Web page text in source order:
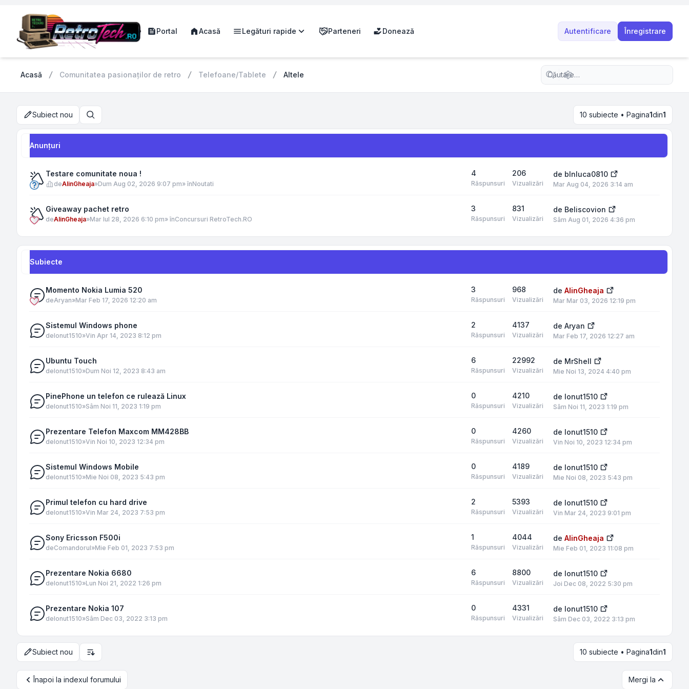
Portal Acasă Legături rapide Parteneri Donează Autentificare Înregistrare
Acasă Comunitatea pasionaților de retro Telefoane/Tablete Altele Căutare avansată
Subiect nou Căutare 10 subiecte • Pagina1din1
Anunţuri
Testare comunitate noua !
deAlinGheaja»Dum Aug 02, 2026 9:07 pm» înNoutati
4
Răspunsuri
206
Vizualizări
de blnluca0810
Mar Aug 04, 2026 3:14 am
Giveaway pachet retro
deAlinGheaja»Mar Iul 28, 2026 6:10 pm» înConcursuri RetroTech.RO
3
Răspunsuri
831
Vizualizări
de Beliscovion
Sâm Aug 01, 2026 4:36 pm
Subiecte
Momento Nokia Lumia 520
deAryan»Mar Feb 17, 2026 12:20 am
3
Răspunsuri
968
Vizualizări
de AlinGheaja
Mar Mar 03, 2026 12:19 pm
Sistemul Windows phone
deIonut1510»Vin Apr 14, 2023 8:12 pm
2
Răspunsuri
4137
Vizualizări
de Aryan
Mar Feb 17, 2026 12:27 am
Ubuntu Touch
deIonut1510»Dum Noi 12, 2023 8:43 am
6
Răspunsuri
22992
Vizualizări
de MrShell
Mie Noi 13, 2024 4:40 pm
PinePhone un telefon ce rulează Linux
deIonut1510»Sâm Noi 11, 2023 1:19 pm
0
Răspunsuri
4210
Vizualizări
de Ionut1510
Sâm Noi 11, 2023 1:19 pm
Prezentare Telefon Maxcom MM428BB
deIonut1510»Vin Noi 10, 2023 12:34 pm
0
Răspunsuri
4260
Vizualizări
de Ionut1510
Vin Noi 10, 2023 12:34 pm
Sistemul Windows Mobile
deIonut1510»Mie Noi 08, 2023 5:43 pm
0
Răspunsuri
4189
Vizualizări
de Ionut1510
Mie Noi 08, 2023 5:43 pm
Primul telefon cu hard drive
deIonut1510»Vin Mar 24, 2023 7:53 pm
2
Răspunsuri
5393
Vizualizări
de Ionut1510
Vin Mar 24, 2023 9:01 pm
Sony Ericsson F500i
deComandorul»Mie Feb 01, 2023 7:53 pm
1
Răspunsuri
4044
Vizualizări
de AlinGheaja
Mie Feb 01, 2023 11:08 pm
Prezentare Nokia 6680
deIonut1510»Lun Noi 21, 2022 1:26 pm
6
Răspunsuri
8800
Vizualizări
de Ionut1510
Joi Dec 08, 2022 5:30 pm
Prezentare Nokia 107
deIonut1510»Sâm Dec 03, 2022 3:13 pm
0
Răspunsuri
4331
Vizualizări
de Ionut1510
Sâm Dec 03, 2022 3:13 pm
Subiect nou Opțiuni de sortare și afișare 10 subiecte • Pagina1din1
Înapoi la indexul forumului Mergi la